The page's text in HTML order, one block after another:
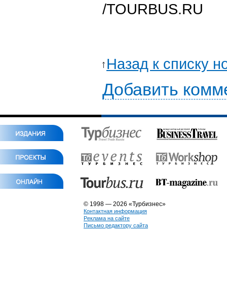
/TOURBUS.RU
Назад к списку
Добавить
© 1998 — 2026 «Турбизнес»
Контактная информация
Реклама на сайте
Письмо редактору сайта